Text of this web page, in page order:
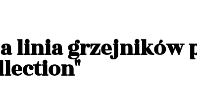
linia grzejników